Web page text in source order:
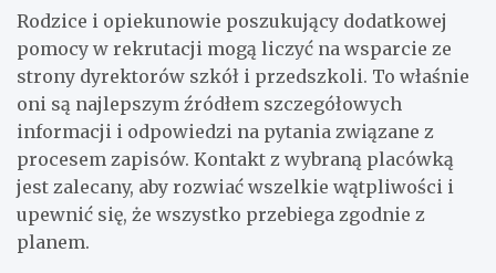
Rodzice i opiekunowie poszukujący dodatkowej
pomocy w rekrutacji mogą liczyć na wsparcie ze
strony dyrektorów szkół i przedszkoli. To właśnie
oni są najlepszym źródłem szczegółowych
informacji i odpowiedzi na pytania związane z
procesem zapisów. Kontakt z wybraną placówką
jest zalecany, aby rozwiać wszelkie wątpliwości i
upewnić się, że wszystko przebiega zgodnie z
planem.